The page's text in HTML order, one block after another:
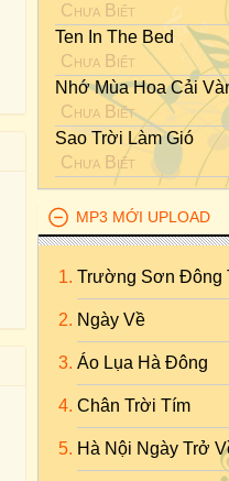
Chưa Biết
Ten In The Bed
Chưa Biết
Nhớ Mùa Hoa Cải
Chưa Biết
Sao Trời Làm Gió
Chưa Biết
MP3 MỚI UPLOAD
Trường Sơn Đông
Ngày Về
Áo Lụa Hà Đông
Chân Trời Tím
Hà Nội Ngày Trở